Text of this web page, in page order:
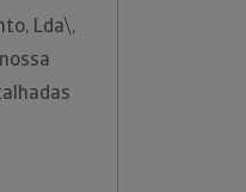
Lda\,